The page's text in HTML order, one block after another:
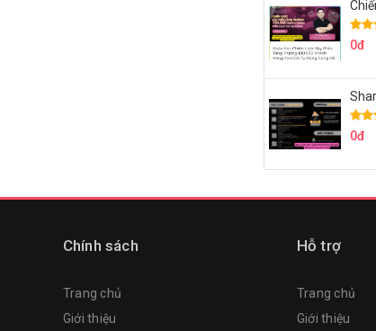
0đ
0đ
Chính sách
Trang chủ
Giới thiệu
Hỗ trợ
Trang chủ
Giới thiệu